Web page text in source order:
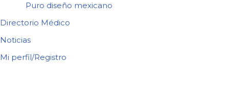
Puro diseño mexicano
Directorio Médico
Noticias
Mi perfil/Registro